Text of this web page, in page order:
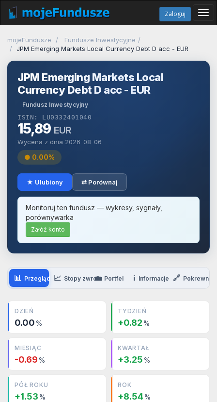
Zaloguj
mojeFundusze
Fundusze Inwestycyjne
JPM Emerging Markets Local Currency Debt D acc - EUR
JPM Emerging Markets Local
Currency Debt D acc - EUR
Fundusz Inwestycyjny
ISIN: LU0332401040
15,89 EUR
Wycena z dnia 2026-08-06
● 0.00%
★ Ulubiony ⇄ Porównaj
Monitoruj ten fundusz — wykresy, sygnały,
porównywarka
Załóż konto
📊 Przegląd 📈 Stopy zwrotu
💼 Portfel ℹ️ Informacje 🔗 Pokrewne
DZIEŃ
0.00 %
TYDZIEŃ
+0.82 %
MIESIĄC
-0.69 %
KWARTAŁ
+3.25 %
PÓŁ ROKU
+1.53 %
ROK
+8.54 %